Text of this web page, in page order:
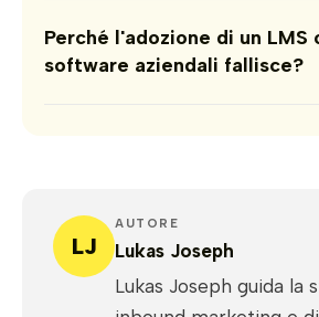
Perché l'adozione di un LMS
software aziendali fallisce?
LJ
AUTORE
Lukas Joseph
Lukas Joseph guida la